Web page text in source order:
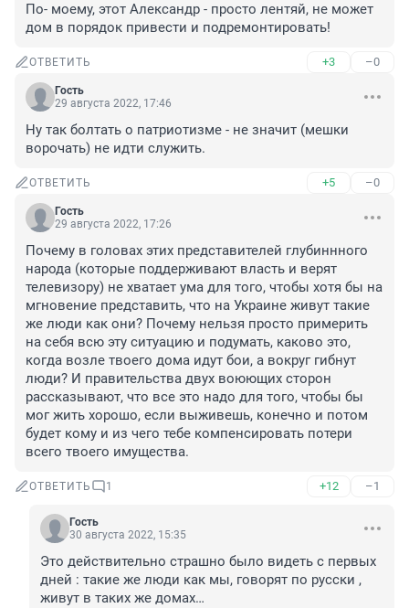
По- моему, этот Александр - просто лентяй, не может
дом в порядок привести и подремонтировать!
ОТВЕТИТЬ +3 –0
Гость
29 августа 2022, 17:46
Ну так болтать о патриотизме - не значит (мешки
ворочать) не идти служить.
ОТВЕТИТЬ +5 –0
Гость
29 августа 2022, 17:26
Почему в головах этих представителей глубиннного
народа (которые поддерживают власть и верят
телевизору) не хватает ума для того, чтобы хотя бы на
мгновение представить, что на Украине живут такие
же люди как они? Почему нельзя просто примерить
на себя всю эту ситуацию и подумать, каково это,
когда возле твоего дома идут бои, а вокруг гибнут
люди? И правительства двух воюющих сторон
рассказывают, что все это надо для того, чтобы бы
мог жить хорошо, если выживешь, конечно и потом
будет кому и из чего тебе компенсировать потери
всего твоего имущества.
ОТВЕТИТЬ 1 +12 –1
Гость
30 августа 2022, 15:35
Это действительно страшно было видеть с первых
дней : такие же люди как мы, говорят по русски ,
живут в таких же домах…